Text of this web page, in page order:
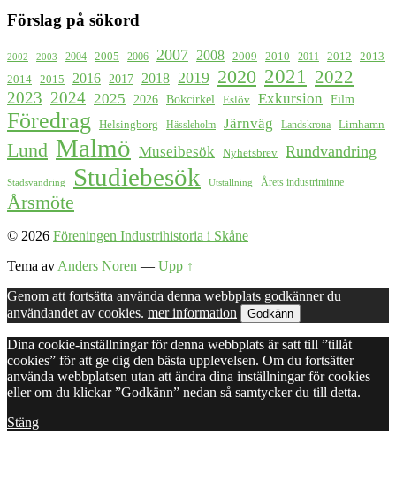
Förslag på sökord
2002 2003 2004 2005 2006 2007 2008 2009 2010 2011 2012
2013
2014
2015 2016 2017 2018 2019 2020 2021 2022
2023 2024 2025 2026 Bokcirkel Eslöv Exkursion Film
Föredrag Helsingborg Hässleholm Järnväg Landskrona Limhamn
Lund Malmö Museibesök Nyhetsbrev Rundvandring
Stadsvandring Studiebesök Utställning Årets industriminne
Årsmöte
© 2026 Föreningen Industrihistoria i Skåne
Tema av Anders Noren — Upp ↑
Genom att fortsätta använda denna webbplats godkänner du
användandet av cookies. mer information Godkänn
Dina cookie-inställningar för denna webbplats är satt till ”tillåt
cookies” för att ge dig den bästa upplevelsen. Om du fortsätter
använda webbplatsen utan att ändra dina inställningar för cookies
eller om du klickar ”Godkänn” nedan så samtycker du till detta.
Stäng